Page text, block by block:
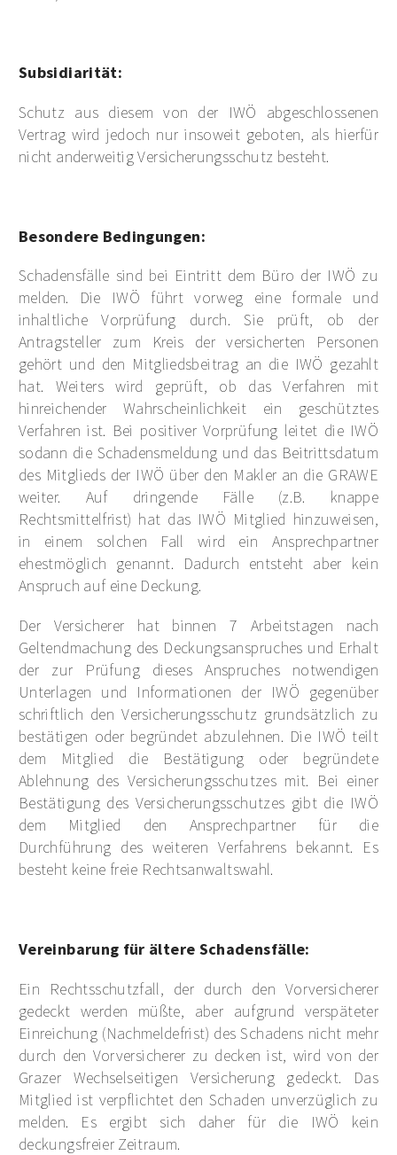
Subsidiarität:
Schutz aus diesem von der IWÖ abgeschlossenen
Vertrag wird jedoch nur insoweit geboten, als hierfür
nicht anderweitig Versicherungsschutz besteht.
Besondere Bedingungen:
Schadensfälle sind bei Eintritt dem Büro der IWÖ zu
melden. Die IWÖ führt vorweg eine formale und
inhaltliche Vorprüfung durch. Sie prüft, ob der
Antragsteller zum Kreis der versicherten Personen
gehört und den Mitgliedsbeitrag an die IWÖ gezahlt
hat. Weiters wird geprüft, ob das Verfahren mit
hinreichender Wahrscheinlichkeit ein geschütztes
Verfahren ist. Bei positiver Vorprüfung leitet die IWÖ
sodann die Schadensmeldung und das Beitrittsdatum
des Mitglieds der IWÖ über den Makler an die GRAWE
weiter. Auf dringende Fälle (z.B. knappe
Rechtsmittelfrist) hat das IWÖ Mitglied hinzuweisen,
in einem solchen Fall wird ein Ansprechpartner
ehestmöglich genannt. Dadurch entsteht aber kein
Anspruch auf eine Deckung.
Der Versicherer hat binnen 7 Arbeitstagen nach
Geltendmachung des Deckungsanspruches und Erhalt
der zur Prüfung dieses Anspruches notwendigen
Unterlagen und Informationen der IWÖ gegenüber
schriftlich den Versicherungsschutz grundsätzlich zu
bestätigen oder begründet abzulehnen. Die IWÖ teilt
dem Mitglied die Bestätigung oder begründete
Ablehnung des Versicherungsschutzes mit. Bei einer
Bestätigung des Versicherungsschutzes gibt die IWÖ
dem Mitglied den Ansprechpartner für die
Durchführung des weiteren Verfahrens bekannt. Es
besteht keine freie Rechtsanwaltswahl.
Vereinbarung für ältere Schadensfälle:
Ein Rechtsschutzfall, der durch den Vorversicherer
gedeckt werden müßte, aber aufgrund verspäteter
Einreichung (Nachmeldefrist) des Schadens nicht mehr
durch den Vorversicherer zu decken ist, wird von der
Grazer Wechselseitigen Versicherung gedeckt. Das
Mitglied ist verpflichtet den Schaden unverzüglich zu
melden. Es ergibt sich daher für die IWÖ kein
deckungsfreier Zeitraum.